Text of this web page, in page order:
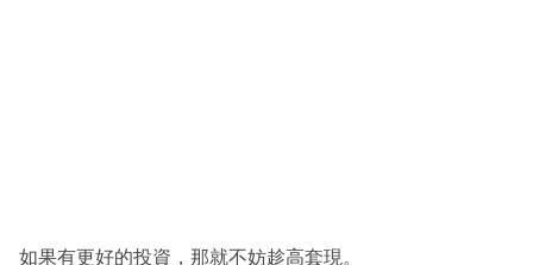
如果有更好的投資，那就不妨趁高套現。